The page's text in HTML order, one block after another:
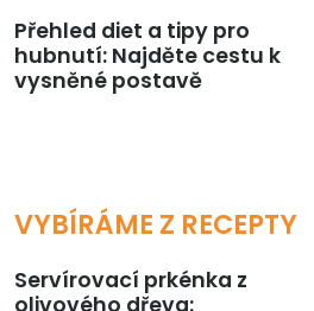
Přehled diet a tipy pro
hubnutí: Najděte cestu k
vysněné postavě
VYBÍRÁME Z RECEPTY
Servírovací prkénka z